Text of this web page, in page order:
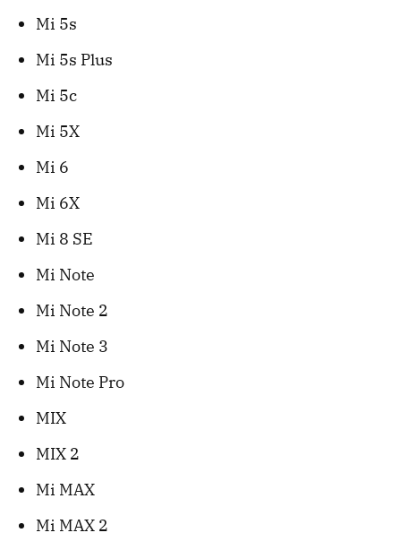
Mi 5s
Mi 5s Plus
Mi 5c
Mi 5X
Mi 6
Mi 6X
Mi 8 SE
Mi Note
Mi Note 2
Mi Note 3
Mi Note Pro
MIX
MIX 2
Mi MAX
Mi MAX 2